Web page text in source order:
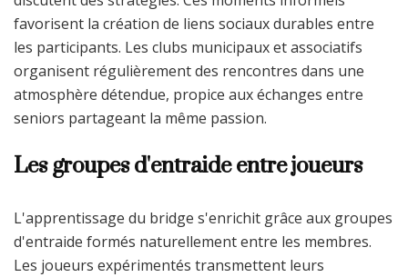
favorisent la création de liens sociaux durables entre
les participants. Les clubs municipaux et associatifs
organisent régulièrement des rencontres dans une
atmosphère détendue, propice aux échanges entre
seniors partageant la même passion.
Les groupes d'entraide entre joueurs
L'apprentissage du bridge s'enrichit grâce aux groupes
d'entraide formés naturellement entre les membres.
Les joueurs expérimentés transmettent leurs